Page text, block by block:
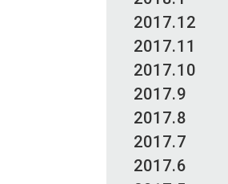
2017.12
2017.11
2017.10
2017.9
2017.8
2017.7
2017.6